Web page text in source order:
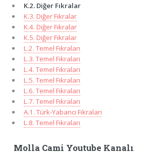
K.2. Diğer Fıkralar
K.3. Diğer Fıkralar
K.4. Diğer Fıkralar
K.5. Diğer Fıkralar
L.2. Temel Fıkraları
L.3. Temel Fıkraları
L.4. Temel Fıkraları
L.5. Temel Fıkraları
L.6. Temel Fıkraları
L.7. Temel Fıkraları
A.1. Türk-Yabancı Fıkraları
L.8. Temel Fıkraları
Molla Cami Youtube Kanalı